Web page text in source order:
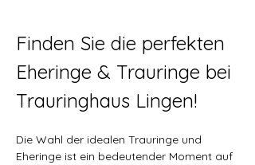
Finden Sie die perfekten
Eheringe & Trauringe bei
Trauringhaus Lingen!
Die Wahl der idealen Trauringe und
Eheringe ist ein bedeutender Moment auf